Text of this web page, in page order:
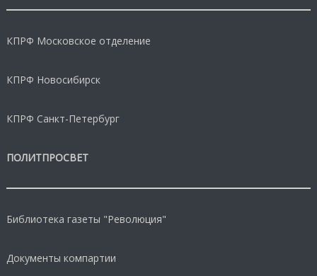
КПРФ Московское отделение
КПРФ Новосибирск
КПРФ Санкт-Петербург
ПОЛИТПРОСВЕТ
Библиотека газеты "Революция"
Документы компартии